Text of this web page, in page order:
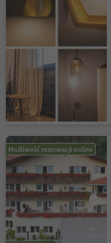
Możliwość rezerwacji online